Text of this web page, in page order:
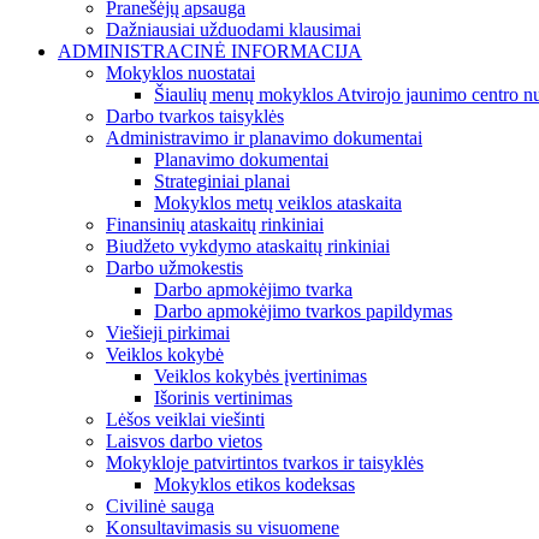
Pranešėjų apsauga
Dažniausiai užduodami klausimai
ADMINISTRACINĖ INFORMACIJA
Mokyklos nuostatai
Šiaulių menų mokyklos Atvirojo jaunimo centro
Darbo tvarkos taisyklės
Administravimo ir planavimo dokumentai
Planavimo dokumentai
Strateginiai planai
Mokyklos metų veiklos ataskaita
Finansinių ataskaitų rinkiniai
Biudžeto vykdymo ataskaitų rinkiniai
Darbo užmokestis
Darbo apmokėjimo tvarka
Darbo apmokėjimo tvarkos papildymas
Viešieji pirkimai
Veiklos kokybė
Veiklos kokybės įvertinimas
Išorinis vertinimas
Lėšos veiklai viešinti
Laisvos darbo vietos
Mokykloje patvirtintos tvarkos ir taisyklės
Mokyklos etikos kodeksas
Civilinė sauga
Konsultavimasis su visuomene